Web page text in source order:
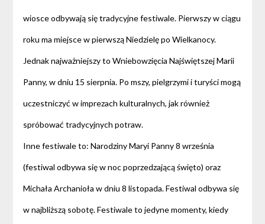
wiosce odbywają się tradycyjne festiwale. Pierwszy w ciągu
roku ma miejsce w pierwszą Niedzielę po Wielkanocy.
Jednak najważniejszy to Wniebowzięcia Najświętszej Marii
Panny, w dniu 15 sierpnia. Po mszy, pielgrzymi i turyści mogą
uczestniczyć w imprezach kulturalnych, jak również
spróbować tradycyjnych potraw.
Inne festiwale to: Narodziny Maryi Panny 8 września
(festiwal odbywa się w noc poprzedzającą święto) oraz
Michała Archanioła w dniu 8 listopada. Festiwal odbywa się
w najbliższą sobotę. Festiwale to jedyne momenty, kiedy